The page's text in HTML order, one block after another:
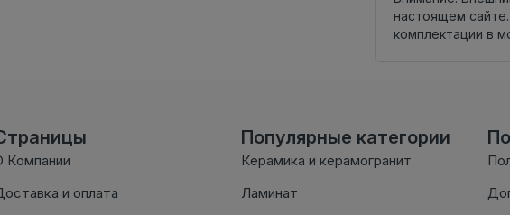
настоящем
комплектации в
Компании
и оплата
Популярные категории
Керамика и керамогранит
Ламинат